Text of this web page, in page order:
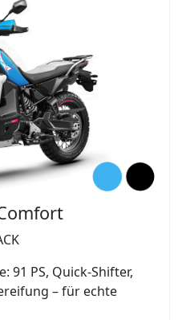
91 PS, Quick-Shifter,
– für echte